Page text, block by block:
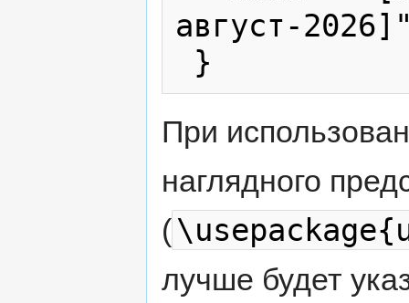
август-
При
наглядного
(
лучше будет